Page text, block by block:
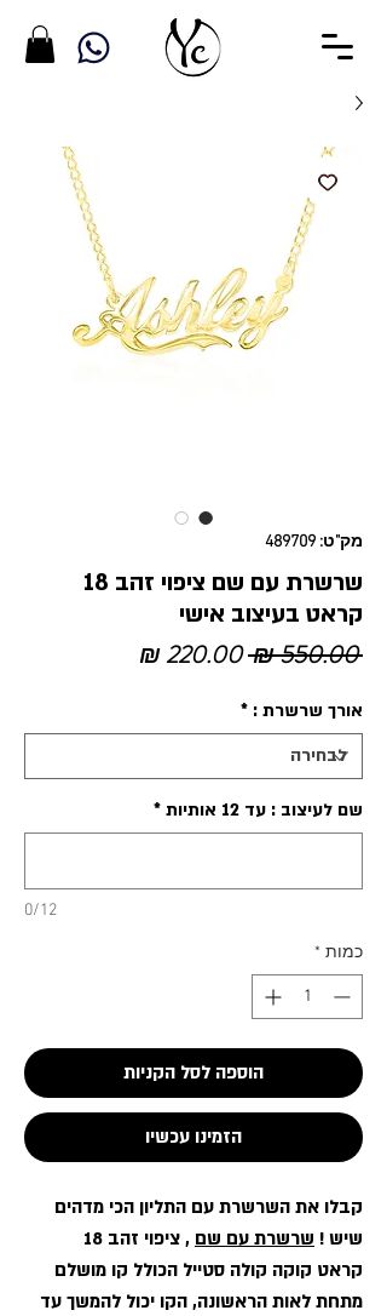
מק"ט: 489709
שרשרת עם שם ציפוי זהב 18
קראט בעיצוב אישי
‏550.00 ‏₪
מחיר
מחיר
אורך שרשרת : *
שם לעיצוב : עד 12 אותיות *
0/12
כמות *
הוספה לסל הקניות
הזמינו עכשיו
קבלו את השרשרת עם התליון הכי מדהים
שיש ! שרשרת עם שם
, ציפוי זהב 18
קראט קוקה קולה סטייל הכולל קו מושלם
מתחת לאות הראשונה, הקו יכול להמשך עד